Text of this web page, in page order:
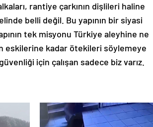
rantiye çarkının dişlileri haline
belli değil. Bu yapının bir siyasi
tek misyonu Türkiye aleyhine ne
eskilerine kadar ötekileri söylemeye
için çalışan sadece biz varız.